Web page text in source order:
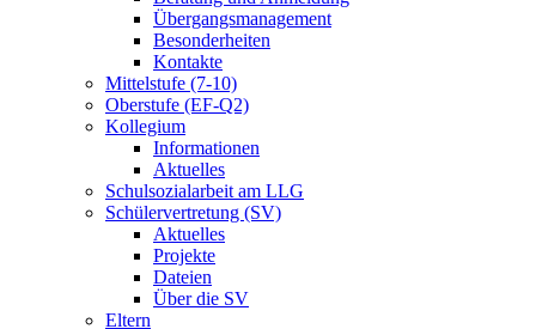
Übergangsmanagement
Besonderheiten
Kontakte
Mittelstufe (7-10)
Oberstufe (EF-Q2)
Kollegium
Informationen
Aktuelles
Schulsozialarbeit am LLG
Schülervertretung (SV)
Aktuelles
Projekte
Dateien
Über die SV
Eltern